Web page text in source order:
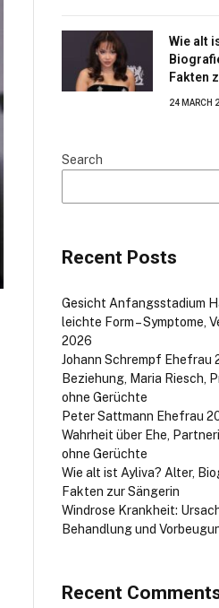
Wie alt
Fakten
24 MARCH
Search
Recent Posts
Gesicht Anfangsstadium
leichte Form – Symptome,
2026
Johann Schrempf Ehefrau
Beziehung, Maria Riesch,
ohne Gerüchte
Peter Sattmann Ehefrau
Wahrheit über Ehe,
ohne Gerüchte
Wie alt ist Ayliva? Alter,
Fakten zur Sängerin
Windrose Krankheit:
Behandlung und
Recent